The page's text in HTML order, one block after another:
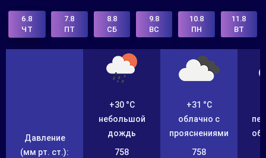
6.8
ЧТ
7.8
ПТ
8.8
СБ
9.8
ВС
10.8
ПН
11.8
ВТ
Давление
(мм рт. ст.):
+30 °C
небольшой
дождь
758
+31 °C
облачно с
прояснениями
758